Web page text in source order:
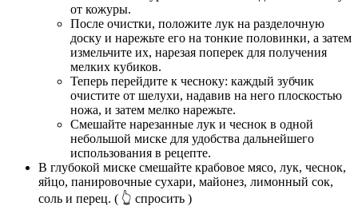
от кожуры.
После очистки, положите лук на разделочную
доску и нарежьте его на тонкие половинки, а затем
измельчите их, нарезая поперек для получения
мелких кубиков.
Теперь перейдите к чесноку: каждый зубчик
очистите от шелухи, надавив на него плоскостью
ножа, и затем мелко нарежьте.
Смешайте нарезанные лук и чеснок в одной
небольшой миске для удобства дальнейшего
использования в рецепте.
В глубокой миске смешайте крабовое мясо, лук, чеснок,
яйцо, панировочные сухари, майонез, лимонный сок,
соль и перец. ( 👆 спросить )